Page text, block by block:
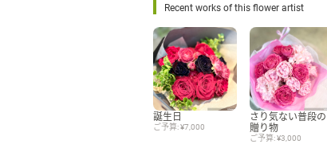
Recent works of this flower artist
誕生日
ご予算: ¥7,000
さり気ない普段の
贈り物
ご予算: ¥3,000